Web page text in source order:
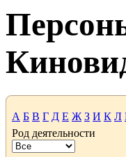
А Б В Г Д Е Ж З И К Л
Род деятельности